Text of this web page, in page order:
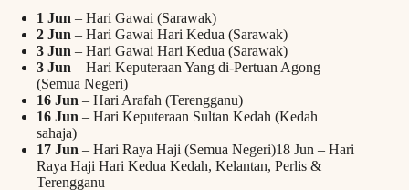
1 Jun – Hari Gawai (Sarawak)
2 Jun – Hari Gawai Hari Kedua (Sarawak)
3 Jun – Hari Gawai Hari Kedua (Sarawak)
3 Jun – Hari Keputeraan Yang di-Pertuan Agong
(Semua Negeri)
16 Jun – Hari Arafah (Terengganu)
16 Jun – Hari Keputeraan Sultan Kedah (Kedah
sahaja)
17 Jun – Hari Raya Haji (Semua Negeri)18 Jun – Hari
Raya Haji Hari Kedua Kedah, Kelantan, Perlis &
Terengganu